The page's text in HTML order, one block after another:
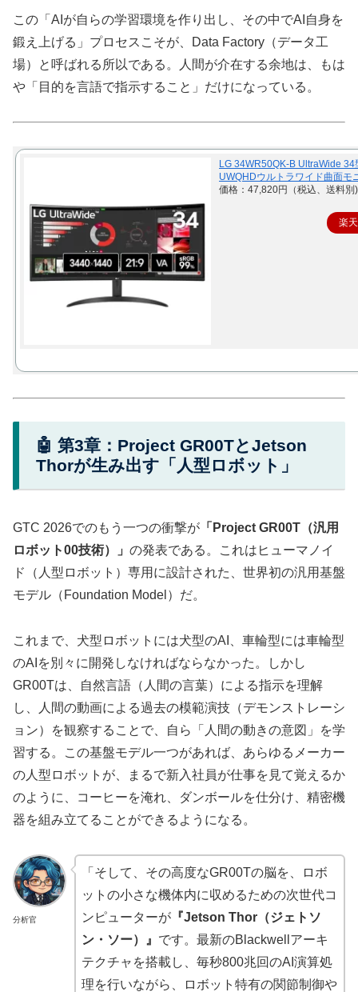
この「AIが自らの学習環境を作り出し、その中でAI自身を
鍛え上げる」プロセスこそが、Data Factory（データ工
場）と呼ばれる所以である。人間が介在する余地は、もは
や「目的を言語で指示すること」だけになっている。
LG 34WR50QK-B UltraWide 34
UWQHDウルトラワイド曲面モ
価格：47,820円（税込、送料別)
楽
🤖 第3章：Project GR00TとJetson
Thorが生み出す「人型ロボット」
GTC 2026でのもう一つの衝撃が 「Project GR00T（汎用
ロボット00技術）」 の発表である。これはヒューマノイ
ド（人型ロボット）専用に設計された、世界初の汎用基盤
モデル（Foundation Model）だ。
これまで、犬型ロボットには犬型のAI、車輪型には車輪型
のAIを別々に開発しなければならなかった。しかし
GR00Tは、自然言語（人間の言葉）による指示を理解
し、人間の動画による過去の模範演技（デモンストレーシ
ョン）を観察することで、自ら「人間の動きの意図」を学
習する。この基盤モデル一つがあれば、あらゆるメーカー
の人型ロボットが、まるで新入社員が仕事を見て覚えるか
のように、コーヒーを淹れ、ダンボールを仕分け、精密機
器を組み立てることができるようになる。
分析官
「そして、その高度なGR00Tの脳を、ロボ
ットの小さな機体内に収めるための次世代コ
ンピューターが『Jetson Thor（ジェトソ
ン・ソー）』 です。最新のBlackwellアーキ
テクチャを搭載し、毎秒800兆回のAI演算処
理を行いながら、ロボット特有の関節制御や